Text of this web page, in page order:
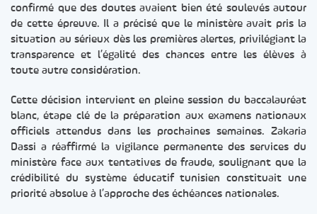
confirmé que des doutes avaient bien été soulevés autour
de cette épreuve. Il a précisé que le ministère avait pris la
situation au sérieux dès les premières alertes, privilégiant la
transparence et l’égalité des chances entre les élèves à
toute autre considération.
Cette décision intervient en pleine session du baccalauréat
blanc, étape clé de la préparation aux examens nationaux
officiels attendus dans les prochaines semaines. Zakaria
Dassi a réaffirmé la vigilance permanente des services du
ministère face aux tentatives de fraude, soulignant que la
crédibilité du système éducatif tunisien constituait une
priorité absolue à l’approche des échéances nationales.